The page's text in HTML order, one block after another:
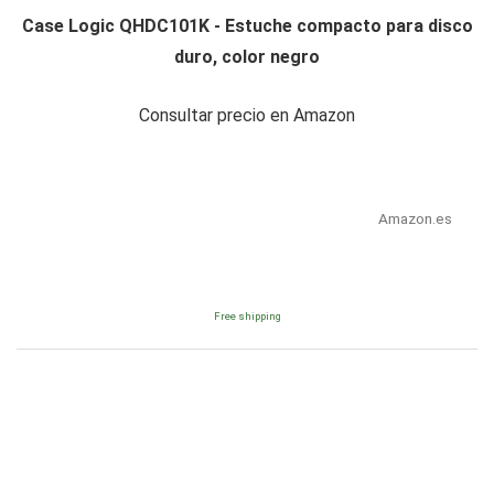
Case Logic QHDC101K - Estuche compacto para disco
duro, color negro
Consultar precio en Amazon
Amazon.es
Free shipping